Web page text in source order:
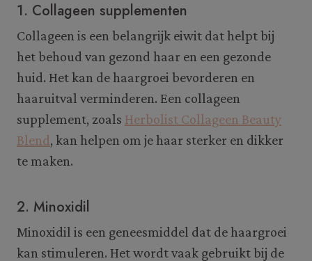
1. Collageen supplementen
Collageen is een belangrijk eiwit dat helpt bij
het behoud van gezond haar en een gezonde
huid. Het kan de haargroei bevorderen en
haaruitval verminderen. Een collageen
supplement, zoals Herbolist Collageen Beauty
Blend, kan helpen om je haar sterker en dikker
te maken.
2. Minoxidil
Minoxidil is een geneesmiddel dat de haargroei
kan stimuleren. Het wordt vaak gebruikt bij de